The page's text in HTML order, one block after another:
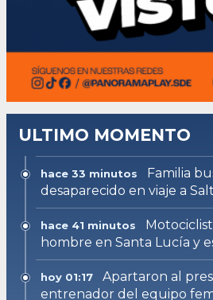
ULTIMO MOMENTO
hace 33 minutos
Familia
desaparecido en viaje a
hace 41 minutos
hombre en Santa Lucía y
hoy 01:17
Apartaron al
entrenador del equipo